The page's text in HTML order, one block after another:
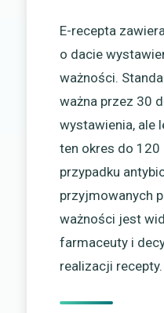
E-recepta
o dacie
ważności.
ważna przez 30
wystawienia, ale
ten okres do
przypadku
przyjmowanych
ważności jest
farmaceuty i
realizacji recepty.